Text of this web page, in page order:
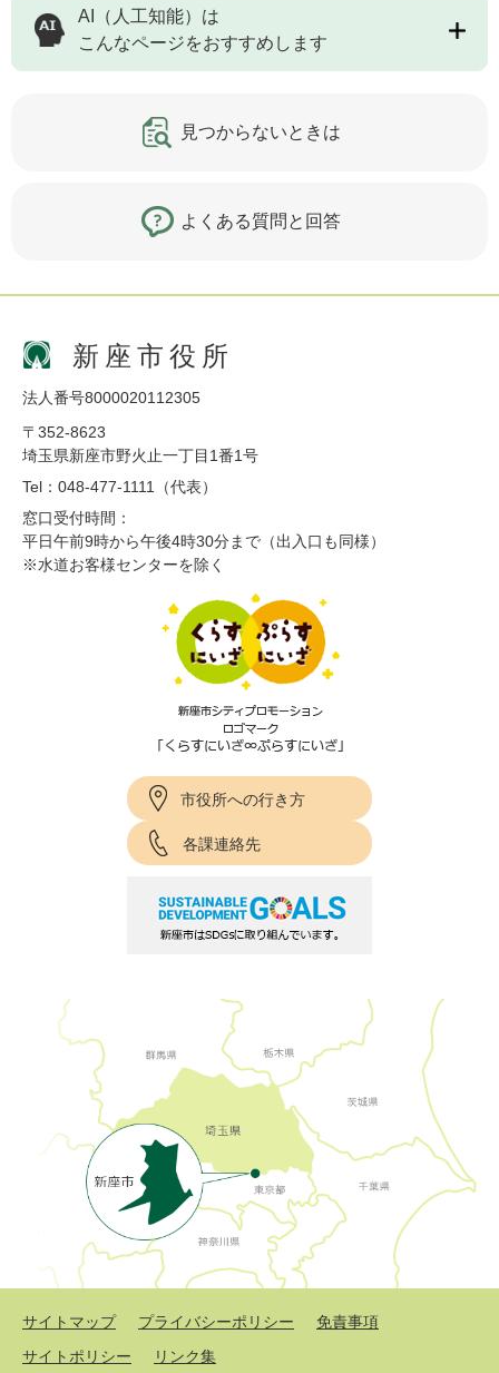
AI（人工知能）は
こんなページをおすすめします
見つからないときは
よくある質問と回答
新座市役所
法人番号8000020112305
〒352-8623
埼玉県新座市野火止一丁目1番1号
Tel：048-477-1111（代表）
窓口受付時間：
平日午前9時から午後4時30分まで（出入口も同様）
※水道お客様センターを除く
市役所への行き方
各課連絡先
サイトマップ プライバシーポリシー
免責事項
サイトポリシー
リンク集